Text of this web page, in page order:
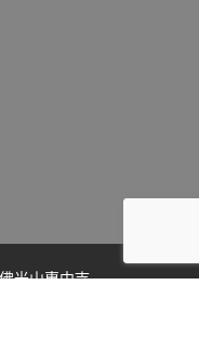
光山惠中寺